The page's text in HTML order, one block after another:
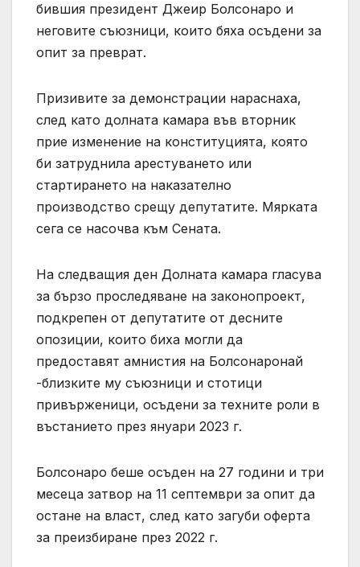
бившия президент Джеир Болсонаро и
неговите съюзници, които бяха осъдени за
опит за преврат.
Призивите за демонстрации нараснаха,
след като долната камара във вторник
прие изменение на конституцията, която
би затруднила арестуването или
стартирането на наказателно
производство срещу депутатите. Мярката
сега се насочва към Сената.
На следващия ден Долната камара гласува
за бързо проследяване на законопроект,
подкрепен от депутатите от десните
опозиции, които биха могли да
предоставят амнистия на Болсонаронай
-близките му съюзници и стотици
привърженици, осъдени за техните роли в
въстанието през януари 2023 г.
Болсонаро беше осъден на 27 години и три
месеца затвор на 11 септември за опит да
остане на власт, след като загуби оферта
за преизбиране през 2022 г.